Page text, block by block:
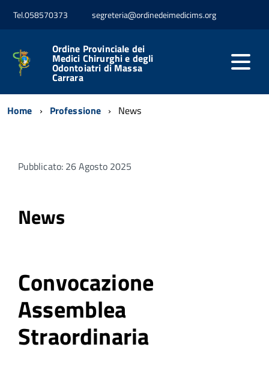
Tel.058570373 segreteria@ordinedeimedicims.org
Ordine Provinciale dei
Medici Chirurghi e degli
Odontoiatri di Massa
Carrara
Home Professione News
Pubblicato: 26 Agosto 2025
News
Convocazione
Assemblea
Straordinaria